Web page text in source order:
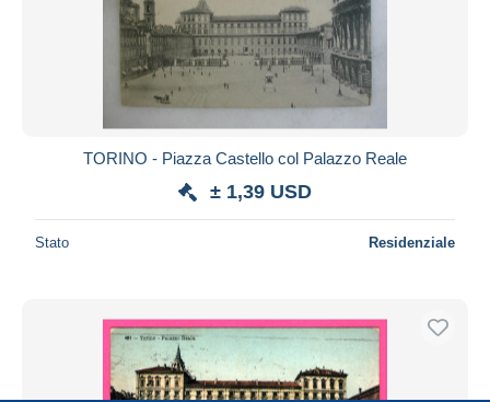
TORINO - Piazza Castello col Palazzo Reale
± 1,39 USD
Stato Residenziale